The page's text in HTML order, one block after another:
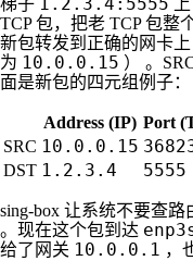
TCP 包，把老 TCP 包整
新包转发到正确的网卡
为 10.0.0.15 ） 。
面是新包的四元组例子：
Address (IP) Port
SRC 10.0.0.15
DST 1.2.3.4 5555
sing-box 让系统不要查
。现在这个包到达
给了网关 10.0.0.1 ，